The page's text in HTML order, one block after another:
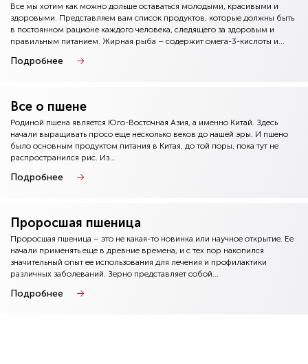
Все мы хотим как можно дольше оставаться молодыми, красивыми и
здоровыми. Представляем вам список продуктов, которые должны быть
в постоянном рационе каждого человека, следящего за здоровым и
правильным питанием. Жирная рыба – содержит омега-3-кислоты и...
Подробнее
Все о пшене
Родиной пшена является Юго-Восточная Азия, а именно Китай. Здесь
начали выращивать просо еще несколько веков до нашей эры. И пшено
было основным продуктом питания в Китая, до той поры, пока тут не
распространился рис. Из...
Подробнее
Проросшая пшеница
Проросшая пшеница – это не какая-то новинка или научное открытие. Ее
начали применять еще в древние времена, и с тех пор накопился
значительный опыт ее использования для лечения и профилактики
различных заболеваний. Зерно представляет собой...
Подробнее